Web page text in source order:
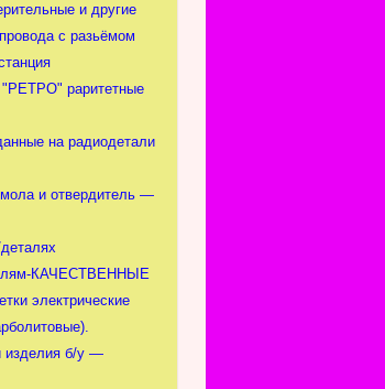
и другие
с разьёмом
раритетные
на радиодетали
и отвердитель —
КАЧЕСТВЕННЫЕ
электрические
изделия б/у —